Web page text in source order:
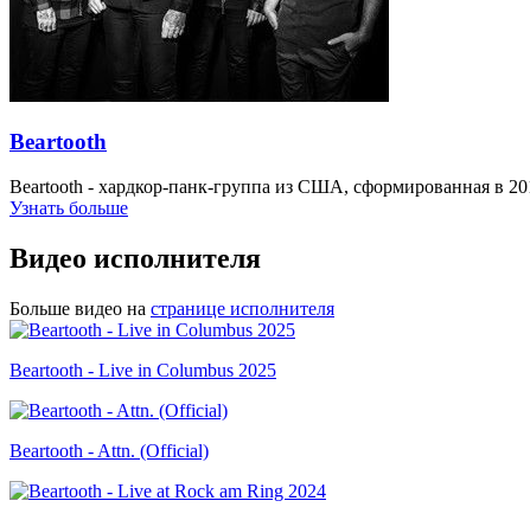
Beartooth
Beartooth - хардкор-панк-группа из США, сформированная в
Узнать больше
Видео исполнителя
Больше видео на странице исполнителя
Beartooth - Live in Columbus 2025
Beartooth - Attn. (Official)